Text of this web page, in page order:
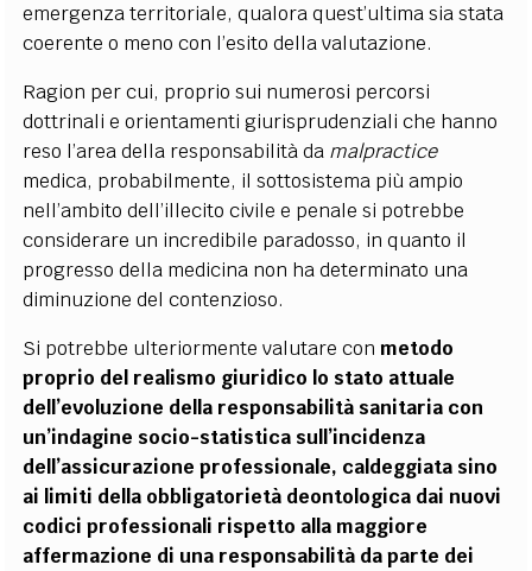
emergenza territoriale, qualora quest’ultima sia stata
coerente o meno con l’esito della valutazione.
Ragion per cui, proprio sui numerosi percorsi
dottrinali e orientamenti giurisprudenziali che hanno
reso l’area della responsabilità da malpractice
medica, probabilmente, il sottosistema più ampio
nell’ambito dell’illecito civile e penale si potrebbe
considerare un incredibile paradosso, in quanto il
progresso della medicina non ha determinato una
diminuzione del contenzioso.
Si potrebbe ulteriormente valutare con metodo
proprio del realismo giuridico lo stato attuale
dell’evoluzione della responsabilità sanitaria con
un’indagine socio-statistica sull’incidenza
dell’assicurazione professionale, caldeggiata sino
ai limiti della obbligatorietà deontologica dai nuovi
codici professionali rispetto alla maggiore
affermazione di una responsabilità da parte dei